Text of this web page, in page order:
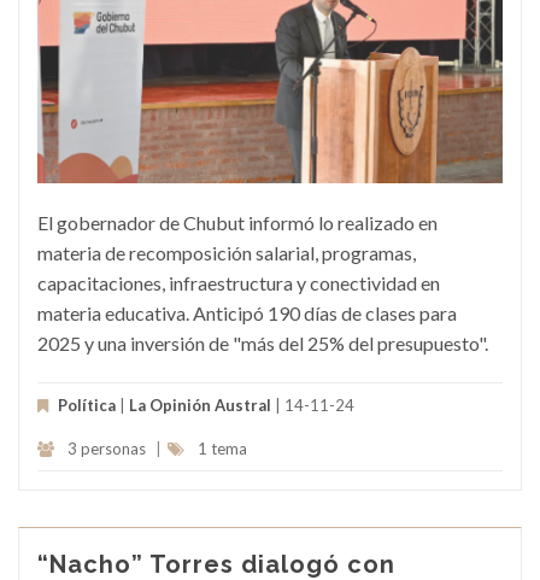
El gobernador de Chubut informó lo realizado en
materia de recomposición salarial, programas,
capacitaciones, infraestructura y conectividad en
materia educativa. Anticipó 190 días de clases para
2025 y una inversión de "más del 25% del presupuesto".
Política La Opinión Austral | 14-11-24
3 personas 1 tema
“Nacho” Torres dialogó con